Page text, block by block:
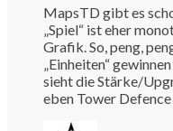
MapsTD gibt es
„Spiel“ ist eher
Grafik. So, peng,
„Einheiten“
sieht die Stärke/
eben Tower